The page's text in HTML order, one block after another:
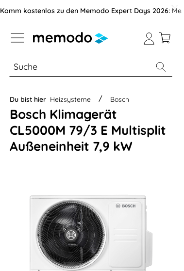
der B2B-Plattform springen
Komm kostenlos zu den Memodo Expert Days 2026:
% Sale Module Wechselrichter
Du bist hier Heizsysteme Bosch
Bosch Klimagerät
CL5000M 79/3 E Multisplit
Außeneinheit 7,9 kW